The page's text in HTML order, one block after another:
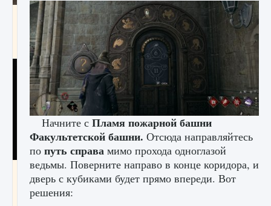
Как исправить неработающие награды For
Honor
9 августа 2024 1 205 0
Как разблокировать чертеж счастливого
оружия в MW3 и Warzone
Начните с Пламя пожарной башни
Факультетской башни. Отсюда направляйтесь
по путь справа мимо прохода одноглазой
ведьмы. Поверните направо в конце коридора, и
дверь с кубиками будет прямо впереди. Вот
решения: